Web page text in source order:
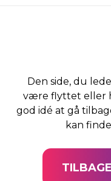
Den side, du
være flyttet eller
god idé at gå
kan